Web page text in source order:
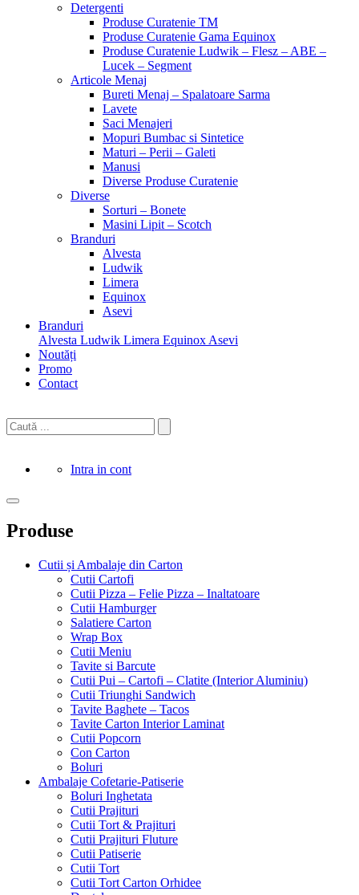
Detergenti
Produse Curatenie TM
Produse Curatenie Gama Equinox
Produse Curatenie Ludwik – Flesz – ABE –
Lucek – Segment
Articole Menaj
Bureti Menaj – Spalatoare Sarma
Lavete
Saci Menajeri
Mopuri Bumbac si Sintetice
Maturi – Perii – Galeti
Manusi
Diverse Produse Curatenie
Diverse
Sorturi – Bonete
Masini Lipit – Scotch
Branduri
Alvesta
Ludwik
Limera
Equinox
Asevi
Branduri
Alvesta Ludwik Limera Equinox Asevi
Noutăți
Promo
Contact
Intra in cont
Produse
Cutii și Ambalaje din Carton
Cutii Cartofi
Cutii Pizza – Felie Pizza – Inaltatoare
Cutii Hamburger
Salatiere Carton
Wrap Box
Cutii Meniu
Tavite si Barcute
Cutii Pui – Cartofi – Clatite (Interior Aluminiu)
Cutii Triunghi Sandwich
Tavite Baghete – Tacos
Tavite Carton Interior Laminat
Cutii Popcorn
Con Carton
Boluri
Ambalaje Cofetarie-Patiserie
Boluri Inghetata
Cutii Prajituri
Cutii Tort & Prajituri
Cutii Prajituri Fluture
Cutii Patiserie
Cutii Tort
Cutii Tort Carton Orhidee